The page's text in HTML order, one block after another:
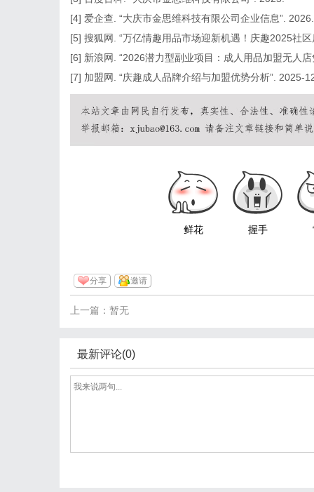
[4] 爱企查. “大庆市金思维科技有限公司企业信息”. 2026.
[5] 搜狐网. “万亿情趣用品市场迎新机遇！庆趣2025社
[6] 新浪网. “2026潜力型副业项目：成人用品加盟无人
[7] 加盟网. “庆趣成人品牌介绍与加盟优势分析”. 2025-
鲜花 握手
分享 邀请
上一篇：暂无
最新评论(0)